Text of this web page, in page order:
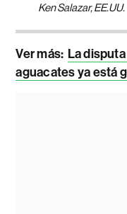
Ken Salazar, EE.UU.
Ver más: La
aguacates ya está